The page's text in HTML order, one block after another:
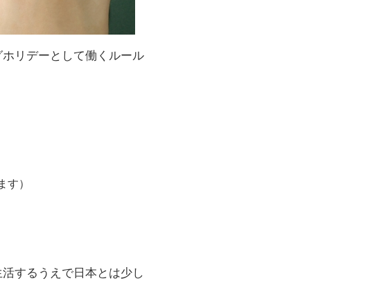
リデーとして働くルール
す）
するうえで日本とは少し